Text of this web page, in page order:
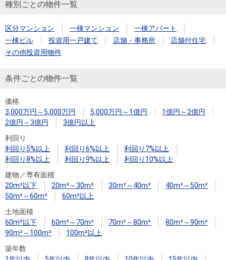
住まいと
暮らしの
税金の本
ック）
購入ガイ
ド
（電子ブ
ック）
種別ごとの物件一覧
区分マンション 一棟マンション
一棟アパート
一棟ビル
投資用一戸建て 店舗・事務所
店舗付住宅
その他投資用物件
条件ごとの物件一覧
価格
3,000万円～5,000万円
5,000万円～1億円
1億円～2億円
2億円～3億円
3億円以上
利回り
利回り5%以上
利回り6%以上
利回り7%以上
利回り8%以上
利回り9%以上
利回り10%以上
建物／専有面積
20m²以下
20m²～30m² 30m²～40m²
40m²～50m²
50m²～60m²
60m²以上
土地面積
60m²以下
60m²～70m² 70m²～80m²
80m²～90m²
90m²～100m²
100m²以上
築年数